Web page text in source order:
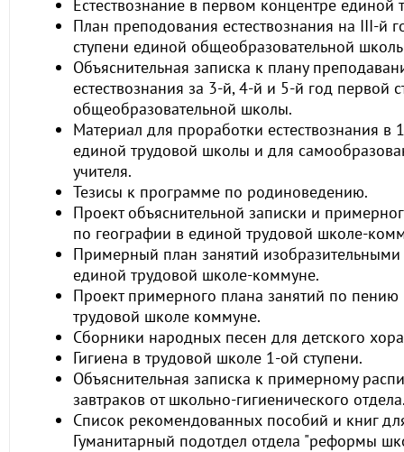
Естествознание в первом концентре
План преподования естествознания на III-й
ступени единой общеобразовательной
Объяснительная записка к плану
естествознания за 3-й, 4-й и 5-й год первой
общеобразовательной школы.
Материал для проработки естествознания в
единой трудовой школы и для
учителя.
Тезисы к программе по родиноведению.
Проект объяснительной записки и
по географии в единой трудовой школе-
Примерный план занятий изобразительными
единой трудовой школе-коммуне.
Проект примерного плана занятий по
трудовой школе коммуне.
Сборники народных песен для детского
Гигиена в трудовой школе 1-ой ступени.
Объяснительная записка к примерному
завтраков от школьно-гигиенического
Список рекомендованных пособий и книг
Гуманитарный подотдел отдела "реформы